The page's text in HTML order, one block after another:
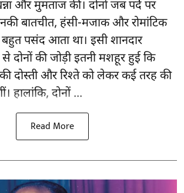
और मुमताज की। दोनों जब पर्दे पर
बातचीत, हंसी-मजाक और रोमांटिक
पसंद आता था। इसी शानदार
से दोनों की जोड़ी इतनी मशहूर हुई कि
दोस्ती और रिश्ते को लेकर कई तरह की
हालांकि, दोनों ...
Read More